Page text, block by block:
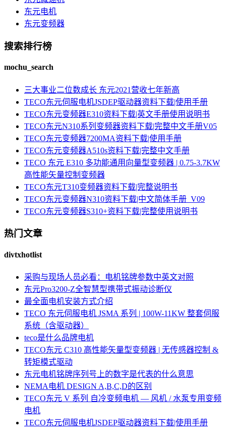
东元电机
东元变频器
搜索排行榜
mochu_search
三大事业二位数成长 东元2021营收七年新高
TECO东元伺服电机JSDEP驱动器资料下载|使用手册
TECO东元变频器E310资料下载|英文手册使用说明书
TECO东元N310系列变频器资料下载|完整中文手册V05
TECO东元变频器7200MA资料下载|使用手册
TECO东元变频器A510s资料下载|完整中文手册
TECO 东元 E310 多功能通用向量型变频器 | 0.75-3.7KW
高性能矢量控制变频器
TECO东元T310变频器资料下载|完整说明书
TECO东元变频器N310资料下载|中文简体手册_V09
TECO东元变频器S310+资料下载|完整使用说明书
热门文章
divtxhotlist
采购与现场人员必看：电机铭牌参数中英文对照
东元Pro3200-Z全智慧型携带式振动诊断仪
最全面电机安装方式介绍
TECO 东元伺服电机 JSMA 系列 | 100W-11KW 整套伺服
系统（含驱动器）
teco是什么品牌电机
TECO东元 C310 高性能矢量型变频器 | 无传感器控制 &
转矩模式驱动
东元电机铭牌序列号上的数字是代表的什么意思
NEMA电机 DESIGN A,B,C,D的区别
TECO东元 V 系列 自冷变频电机 — 风机 / 水泵专用变频
电机
TECO东元伺服电机JSDEP驱动器资料下载|使用手册